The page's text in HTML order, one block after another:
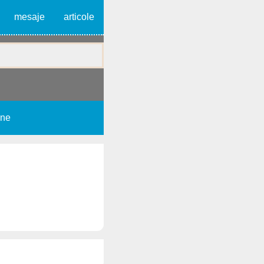
mesaje articole